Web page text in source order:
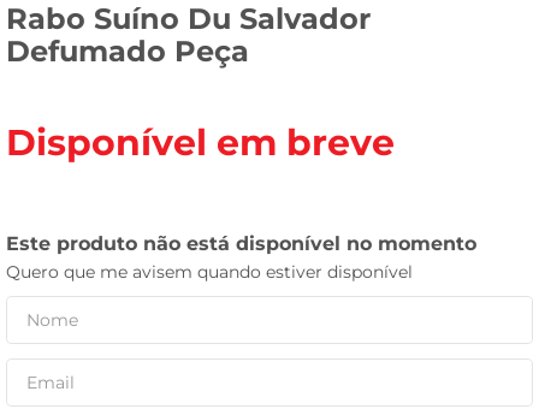
Rabo Suíno Du Salvador
Defumado Peça
Disponível em breve
café
cerveja
leite
celular